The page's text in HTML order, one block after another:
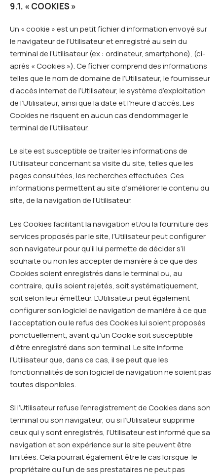
9.1. « COOKIES »
Un « cookie » est un petit fichier d’information envoyé sur
le navigateur de l’Utilisateur et enregistré au sein du
terminal de l’Utilisateur (ex : ordinateur, smartphone), (ci-
après « Cookies »). Ce fichier comprend des informations
telles que le nom de domaine de l’Utilisateur, le fournisseur
d’accès Internet de l’Utilisateur, le système d’exploitation
de l’Utilisateur, ainsi que la date et l’heure d’accès. Les
Cookies ne risquent en aucun cas d’endommager le
terminal de l’Utilisateur.
Le site est susceptible de traiter les informations de
l’Utilisateur concernant sa visite du site, telles que les
pages consultées, les recherches effectuées. Ces
informations permettent au site d’améliorer le contenu du
site, de la navigation de l’Utilisateur.
Les Cookies facilitant la navigation et/ou la fourniture des
services proposés par le site, l’Utilisateur peut configurer
son navigateur pour qu’il lui permette de décider s’il
souhaite ou non les accepter de manière à ce que des
Cookies soient enregistrés dans le terminal ou, au
contraire, qu’ils soient rejetés, soit systématiquement,
soit selon leur émetteur. L’Utilisateur peut également
configurer son logiciel de navigation de manière à ce que
l’acceptation ou le refus des Cookies lui soient proposés
ponctuellement, avant qu’un Cookie soit susceptible
d’être enregistré dans son terminal. Le site informe
l’Utilisateur que, dans ce cas, il se peut que les
fonctionnalités de son logiciel de navigation ne soient pas
toutes disponibles.
Si l’Utilisateur refuse l’enregistrement de Cookies dans son
terminal ou son navigateur, ou si l’Utilisateur supprime
ceux qui y sont enregistrés, l’Utilisateur est informé que sa
navigation et son expérience sur le site peuvent être
limitées. Cela pourrait également être le cas lorsque le
propriétaire ou l’un de ses prestataires ne peut pas